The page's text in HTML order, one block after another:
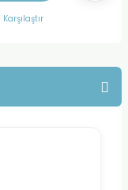
Karşılaştır